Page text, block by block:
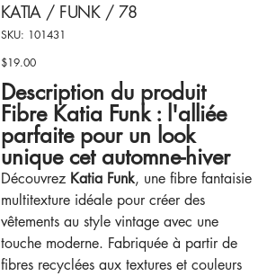
KATIA / FUNK / 78
SKU:
SKU
101431
101431
Price
$19.00
Description du produit
Fibre Katia Funk : l'alliée
parfaite pour un look
unique cet automne-hiver
Découvrez Katia Funk, une fibre fantaisie
multitexture idéale pour créer des
vêtements au style vintage avec une
touche moderne. Fabriquée à partir de
fibres recyclées aux textures et couleurs